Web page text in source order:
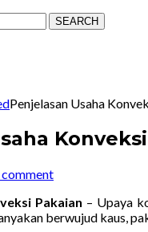
SEARCH
Penjelasan Usaha
Pakaian – Upaya
berwujud kaus,